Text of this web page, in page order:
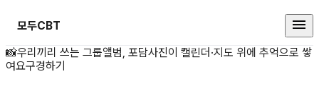
모두CBT
단상부하 1 개의 경우는 ( ) 단상부
📸우리끼리 쓰는 그룹앨범, 포담사진이 캘린더·지도 위에 추억으로 쌓
여요구경하기